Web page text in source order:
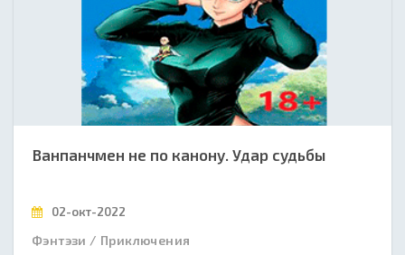
Ванпанчмен не по канону. Удар судьбы
02-окт-2022
Фэнтэзи / Приключения